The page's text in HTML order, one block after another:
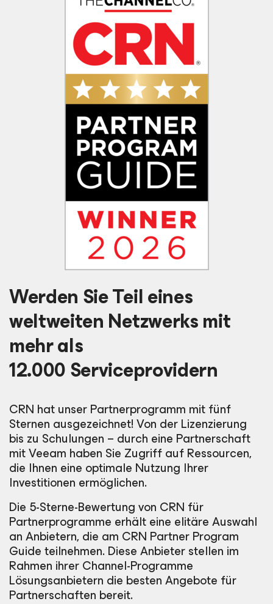
Werden Sie Teil eines
weltweiten Netzwerks mit
mehr als
12.000 Serviceprovidern
CRN hat unser Partnerprogramm mit fünf
Sternen ausgezeichnet! Von der Lizenzierung
bis zu Schulungen – durch eine Partnerschaft
mit Veeam haben Sie Zugriff auf Ressourcen,
die Ihnen eine optimale Nutzung Ihrer
Investitionen ermöglichen.
Die 5-Sterne-Bewertung von CRN für
Partnerprogramme erhält eine elitäre Auswahl
an Anbietern, die am CRN Partner Program
Guide teilnehmen. Diese Anbieter stellen im
Rahmen ihrer Channel-Programme
Lösungsanbietern die besten Angebote für
Partnerschaften bereit.